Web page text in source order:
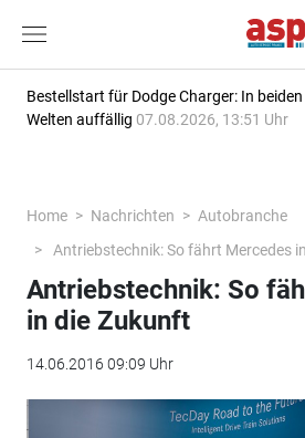
Bestellstart für Dodge Charger: In beiden
Welten auffällig 07.08.2026, 13:51 Uhr
Home Nachrichten
Autobranche
Antriebstechnik: So fährt Mercedes
Antriebstechnik: So
in die Zukunft
14.06.2016 09:09 Uhr